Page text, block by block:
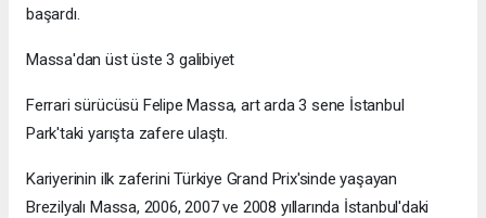
başardı.
Massa'dan üst üste 3 galibiyet
Ferrari sürücüsü Felipe Massa, art arda 3 sene İstanbul
Park'taki yarışta zafere ulaştı.
Kariyerinin ilk zaferini Türkiye Grand Prix'sinde yaşayan
Brezilyalı Massa, 2006, 2007 ve 2008 yıllarında İstanbul'daki